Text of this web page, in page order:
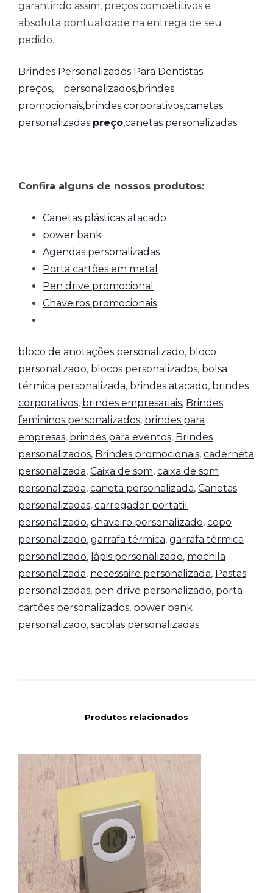
garantindo assim, preços competitivos e
absoluta pontualidade na entrega de seu
pedido.
Brindes Personalizados Para Dentistas
preços,
personalizados,brindes
promocionais,brindes corporativos,canetas
personalizadas preço,canetas personalizadas
Confira alguns de nossos produtos:
Canetas plásticas atacado
power bank
Agendas personalizadas
Porta cartões em metal
Pen drive promocional
Chaveiros promocionais
bloco de anotações personalizado, bloco
personalizado, blocos personalizados, bolsa
térmica personalizada, brindes atacado, brindes
corporativos, brindes empresariais, Brindes
femininos personalizados, brindes para
empresas, brindes para eventos, Brindes
personalizados, Brindes promocionais, caderneta
personalizada, Caixa de som, caixa de som
personalizada, caneta personalizada, Canetas
personalizadas, carregador portatil
personalizado, chaveiro personalizado, copo
personalizado, garrafa térmica, garrafa térmica
personalizado, lápis personalizado, mochila
personalizada, necessaire personalizada, Pastas
personalizadas, pen drive personalizado, porta
cartões personalizados, power bank
personalizado, sacolas personalizadas
Produtos relacionados